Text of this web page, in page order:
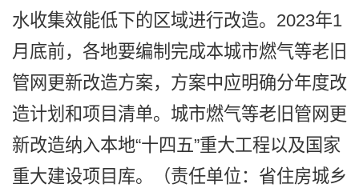
水收集效能低下的区域进行改造。2023年1
月底前，各地要编制完成本城市燃气等老旧
管网更新改造方案，方案中应明确分年度改
造计划和项目清单。城市燃气等老旧管网更
新改造纳入本地“十四五”重大工程以及国家
重大建设项目库。（责任单位：省住房城乡